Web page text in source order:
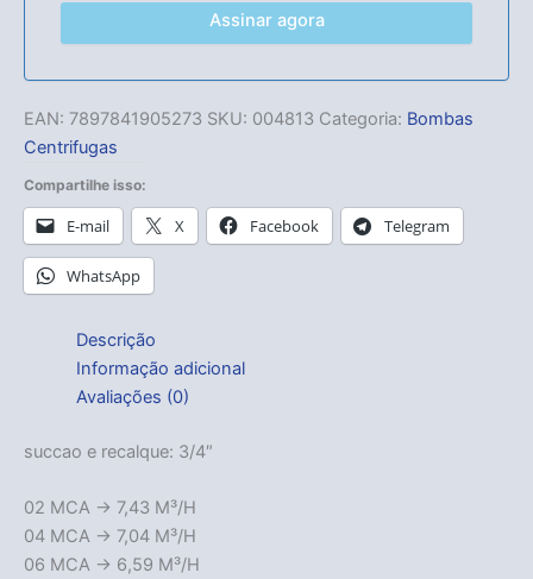
Assinar agora
EAN: 7897841905273 SKU: 004813 Categoria: Bombas
Centrifugas
Compartilhe isso:
E-mail X Facebook Telegram
WhatsApp
Descrição
Informação adicional
Avaliações (0)
succao e recalque: 3/4″
02 MCA -> 7,43 M³/H
04 MCA -> 7,04 M³/H
06 MCA -> 6,59 M³/H